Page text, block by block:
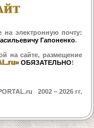
электронную почту:
Гапоненко.
на сайте, размещение
ОБЯЗАТЕЛЬНО!
2002 – 2026 гг.